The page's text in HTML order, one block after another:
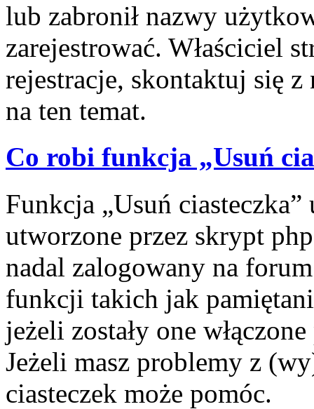
lub zabronił nazwy
zarejestrować. Właściciel
rejestracje, skontaktuj się
na ten temat.
Co robi funkcja „Usuń
Funkcja „Usuń
utworzone przez skrypt
nadal zalogowany na
funkcji takich jak
jeżeli zostały one
Jeżeli masz problemy z
ciasteczek może pomóc.